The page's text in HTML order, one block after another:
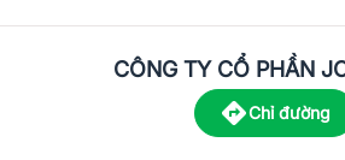
CÔNG TY CỔ PHẦN
Chỉ đường